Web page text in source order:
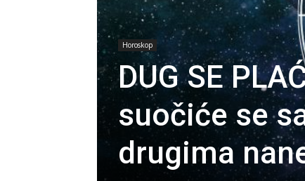
Horoskop
DUG SE
suočiće se
drugima